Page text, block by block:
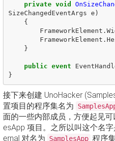
private void
SizeChangedEventArgs e )
{
FrameworkElement .
FrameworkElement .
}
public event
}
接下来创建 UnoHacker
置项目的程序集名为
面的一些内部成员，方便起见
esApp 项目。之所以叫这个名
ernal 对名为
SamplesApp 程序